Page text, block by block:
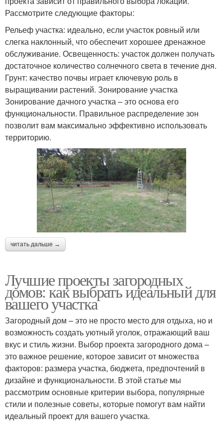
Рассмотрите следующие факторы:
Рельеф участка: идеально, если участок ровный или
слегка наклонный, что обеспечит хорошее дренажное
обслуживание. Освещенность: участок должен получать
достаточное количество солнечного света в течение дня.
Грунт: качество почвы играет ключевую роль в
выращивании растений. Зонирование участка
Зонирование дачного участка – это основа его
функциональности. Правильное распределение зон
позволит вам максимально эффективно использовать
территорию.
читать дальше →
Лучшие проекты загородных
домов: как выбрать идеальный для
вашего участка
Загородный дом – это не просто место для отдыха, но и
возможность создать уютный уголок, отражающий ваш
вкус и стиль жизни. Выбор проекта загородного дома –
это важное решение, которое зависит от множества
факторов: размера участка, бюджета, предпочтений в
дизайне и функциональности. В этой статье мы
рассмотрим основные критерии выбора, популярные
стили и полезные советы, которые помогут вам найти
идеальный проект для вашего участка.